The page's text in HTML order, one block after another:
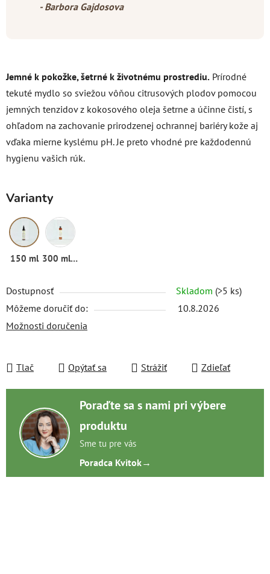
- Barbora Gajdosova
Jemné k pokožke, šetrné k životnému prostrediu. Prírodné
tekuté mydlo so sviežou vôňou citrusových plodov pomocou
jemných tenzidov z kokosového oleja šetrne a účinne čistí, s
ohľadom na zachovanie prirodzenej ochrannej bariéry kože aj
vďaka mierne kyslému pH. Je preto vhodné pre každodennú
hygienu vašich rúk.
Varianty
150 ml 300 ml (refill)
Dostupnosť Skladom (>5 ks)
Môžeme doručiť do:
10.8.2026
Možnosti doručenia
Tlač Opýtať sa Strážiť Zdieľať
Poraďte sa s nami pri výbere
produktu
Sme tu pre vás
Poradca Kvitok→